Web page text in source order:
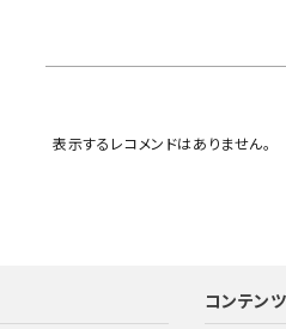
表示するレコメンドはありません。
コンテンツ